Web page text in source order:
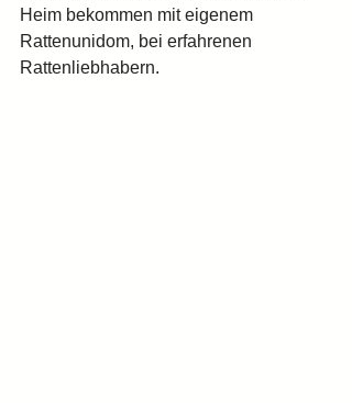
Heim bekommen mit eigenem
Rattenunidom, bei erfahrenen
Rattenliebhabern.